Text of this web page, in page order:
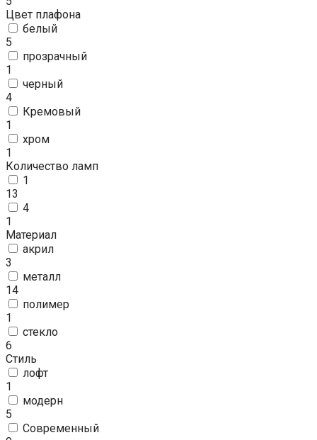
Цвет плафона
белый
5
прозрачный
1
черный
4
Кремовый
1
хром
1
Количество ламп
1
13
4
1
Материал
акрил
3
металл
14
полимер
1
стекло
6
Стиль
лофт
1
модерн
5
Современный